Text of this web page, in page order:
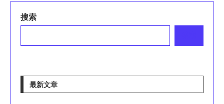
搜索
最新文章